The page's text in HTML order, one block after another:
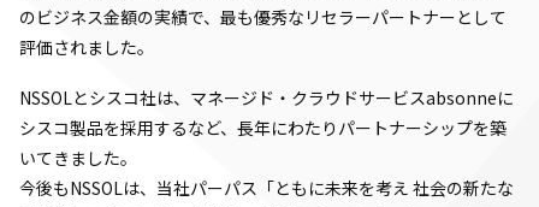
のビジネス金額の実績で、最も優秀なリセラーパートナーとして
評価されました。
NSSOLとシスコ社は、マネージド・クラウドサービスabsonneに
シスコ製品を採用するなど、長年にわたりパートナーシップを築
いてきました。
今後もNSSOLは、当社パーパス「ともに未来を考え 社会の新たな